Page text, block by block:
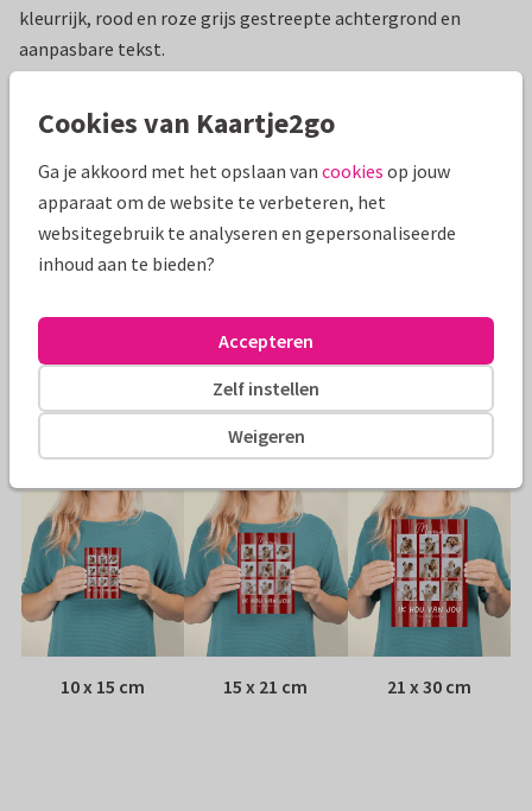
kleurrijk, rood en roze grijs gestreepte achtergrond en
aanpasbare tekst.
Moederdag kaarten Anne Brechtje
Specificaties bij deze kaart
Envelop: Witte vensterenvelop
Adres: Achterop de kaart
Formaten
10 x 15 cm 15 x 21 cm 21 x 30 cm
Cookies van Kaartje2go
Ga je akkoord met het opslaan van cookies op jouw
apparaat om de website te verbeteren, het
websitegebruik te analyseren en gepersonaliseerde
inhoud aan te bieden?
Weigeren
Zelf instellen
Accepteren